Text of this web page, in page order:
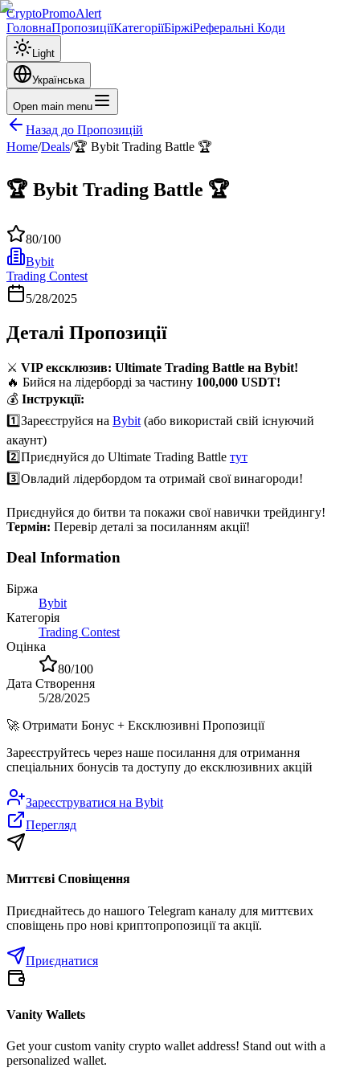
CryptoPromoAlert
ГоловнаПропозиціїКатегоріїБіржіРеферальні Коди
Light
Українська
Open main menu
Назад до Пропозицій
Home/Deals/🏆 Bybit Trading Battle 🏆
🏆 Bybit Trading Battle 🏆
80/100
Bybit
Trading Contest
5/28/2025
Деталі Пропозиції
⚔️ VIP ексклюзив: Ultimate Trading Battle на Bybit!
🔥 Бийся на лідерборді за частину 100,000 USDT!
💰 Інструкції:
1️⃣Зареєструйся на Bybit (або використай свій існуючий
акаунт)
2️⃣Приєднуйся до Ultimate Trading Battle тут
3️⃣Овладий лідербордом та отримай свої винагороди!
Приєднуйся до битви та покажи свої навички трейдингу!
Термін: Перевір деталі за посиланням акції!
Deal Information
Біржа
Bybit
Категорія
Trading Contest
Оцінка
80/100
Дата Створення
5/28/2025
🚀 Отримати Бонус + Ексклюзивні Пропозиції
Зареєструйтесь через наше посилання для отримання
спеціальних бонусів та доступу до ексклюзивних акцій
Зареєструватися на Bybit
Перегляд
Миттєві Сповіщення
Приєднайтесь до нашого Telegram каналу для миттєвих
сповіщень про нові криптопропозиції та акції.
Приєднатися
Vanity Wallets
Get your custom vanity crypto wallet address! Stand out with a
personalized wallet.